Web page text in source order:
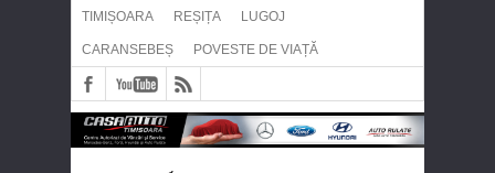
TIMIȘOARA REȘIȚA LUGOJ
CARANSEBEȘ POVESTE DE VIAȚĂ